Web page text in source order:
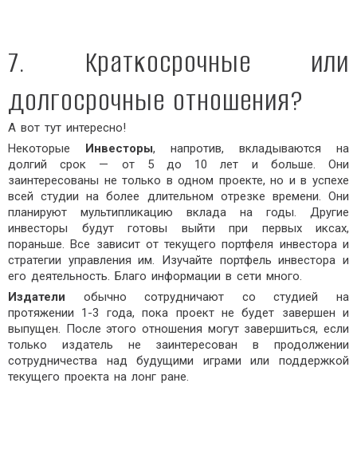
7. Краткосрочные или
долгосрочные отношения?
А вот тут интересно!
Некоторые Инвесторы, напротив, вкладываются на
долгий срок — от 5 до 10 лет и больше. Они
заинтересованы не только в одном проекте, но и в успехе
всей студии на более длительном отрезке времени. Они
планируют мультипликацию вклада на годы. Другие
инвесторы будут готовы выйти при первых иксах,
пораньше. Все зависит от текущего портфеля инвестора и
стратегии управления им. Изучайте портфель инвестора и
его деятельность. Благо информации в сети много.
Издатели обычно сотрудничают со студией на
протяжении 1-3 года, пока проект не будет завершен и
выпущен. После этого отношения могут завершиться, если
только издатель не заинтересован в продолжении
сотрудничества над будущими играми или поддержкой
текущего проекта на лонг ране.